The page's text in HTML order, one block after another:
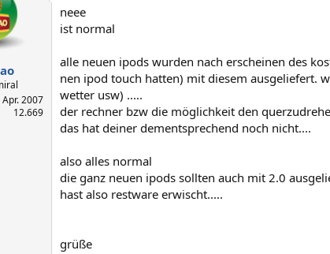
Apr. 2007
12.669
neee
ist normal
alle neuen ipods wurden nach erscheinen des
nen ipod touch hatten) mit diesem ausgeliefert.
wetter usw) .....
der rechner bzw die möglichkeit den
das hat deiner dementsprechend noch nicht....
also alles normal
die ganz neuen ipods sollten auch mit 2.0
hast also restware erwischt.....
grüße